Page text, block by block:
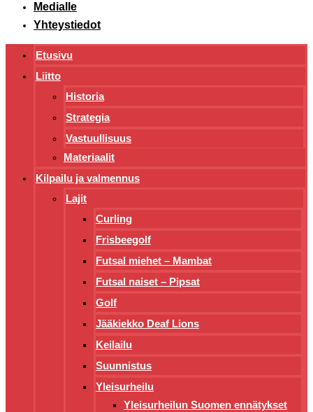
Medialle
Yhteystiedot
Etusivu
Liitto
Historia
Strategia
Vastuullisuus
Materiaalit
Kilpailu ja valmennus
Lajit
Curling
Frisbeegolf
Futsal miehet – Mambat
Futsal naiset – Pipsat
Golf
Jääkiekko Deaf Lions
Keilailu
Suunnistus
Yleisurheilu
Yleisurheilun Suomen ennätykset